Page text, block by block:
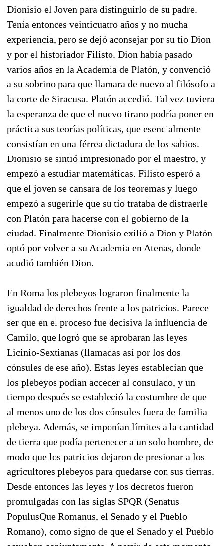
Dionisio el Joven para distinguirlo de su padre.
Tenía entonces veinticuatro años y no mucha
experiencia, pero se dejó aconsejar por su tío Dion
y por el historiador Filisto. Dion había pasado
varios años en la Academia de Platón, y convenció
a su sobrino para que llamara de nuevo al filósofo a
la corte de Siracusa. Platón accedió. Tal vez tuviera
la esperanza de que el nuevo tirano podría poner en
práctica sus teorías políticas, que esencialmente
consistían en una férrea dictadura de los sabios.
Dionisio se sintió impresionado por el maestro, y
empezó a estudiar matemáticas. Filisto esperó a
que el joven se cansara de los teoremas y luego
empezó a sugerirle que su tío trataba de distraerle
con Platón para hacerse con el gobierno de la
ciudad. Finalmente Dionisio exilió a Dion y Platón
optó por volver a su Academia en Atenas, donde
acudió también Dion.
En Roma los plebeyos lograron finalmente la
igualdad de derechos frente a los patricios. Parece
ser que en el proceso fue decisiva la influencia de
Camilo, que logró que se aprobaran las leyes
Licinio-Sextianas (llamadas así por los dos
cónsules de ese año). Estas leyes establecían que
los plebeyos podían acceder al consulado, y un
tiempo después se estableció la costumbre de que
al menos uno de los dos cónsules fuera de familia
plebeya. Además, se imponían límites a la cantidad
de tierra que podía pertenecer a un solo hombre, de
modo que los patricios dejaron de presionar a los
agricultores plebeyos para quedarse con sus tierras.
Desde entonces las leyes y los decretos fueron
promulgadas con las siglas SPQR (Senatus
PopulusQue Romanus, el Senado y el Pueblo
Romano), como signo de que el Senado y el Pueblo